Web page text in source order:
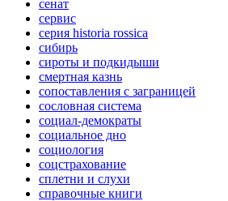
сенат
сервис
серия historia rossica
сибирь
сироты и подкидыши
смертная казнь
сопоставления с заграницей
сословная система
социал-демократы
социальное дно
социология
соцстрахование
сплетни и слухи
справочные книги